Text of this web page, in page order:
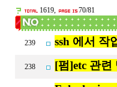
1619, 70/81
239 ssh 에서 작
238 [펌]etc 관련